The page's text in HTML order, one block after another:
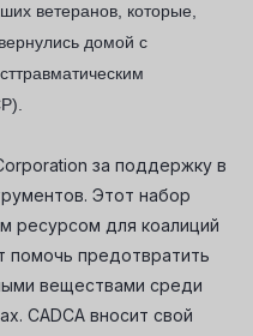
ветеранов, которые,
домой с
за поддержку в
Этот набор
ресурсом для коалиций
помочь предотвратить
веществами среди
CADCA вносит свой